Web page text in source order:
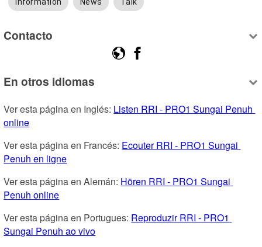
Information News Talk
Contacto
En otros idiomas
Ver esta página en Inglés: Listen RRI - PRO1 Sungai Penuh
online
Ver esta página en Francés: Ecouter RRI - PRO1 Sungai
Penuh en ligne
Ver esta página en Alemán: Hören RRI - PRO1 Sungai
Penuh online
Ver esta página en Portugues: Reproduzir RRI - PRO1
Sungai Penuh ao vivo